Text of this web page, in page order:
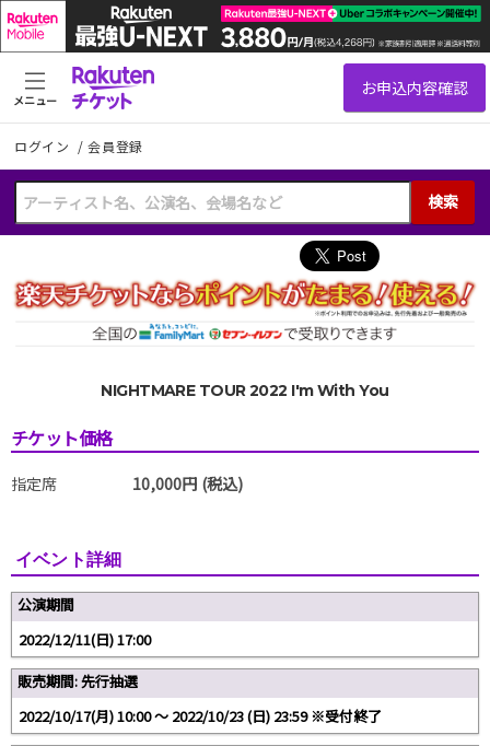
ログイン /会員登録
検索
メニュー
NIGHTMARE TOUR 2022 I'm With You
チケット価格
指定席 10,000円 (税込)
イベント詳細
公演期間
2022/12/11(日) 17:00
販売期間: 先行抽選
2022/10/17(月) 10:00 〜 2022/10/23 (日) 23:59 ※受付終了